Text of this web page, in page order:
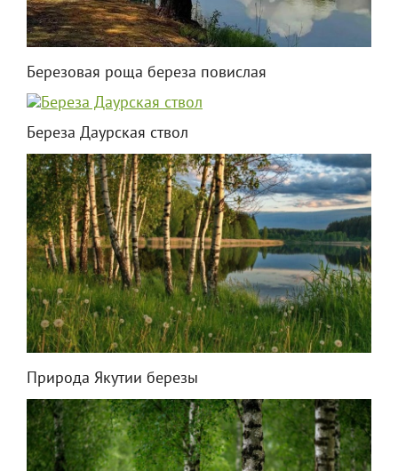
Березовая роща береза повислая
Береза Даурская ствол
Природа Якутии березы